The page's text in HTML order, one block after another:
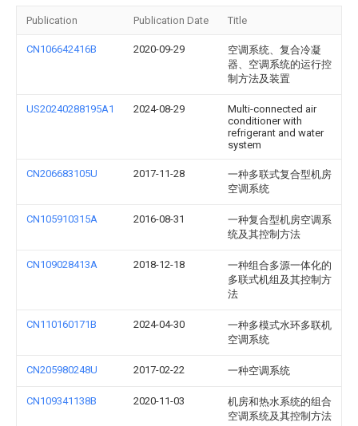
Publication Publication Date Title
CN106642416B 2020-09-29
空调系统、复合冷凝
器、空调系统的运行控
制方法及装置
US20240288195A1 2024-08-29
Multi-connected air
conditioner with
refrigerant and water
system
CN206683105U 2017-11-28
一种多联式复合型机房
空调系统
CN105910315A 2016-08-31
一种复合型机房空调系
统及其控制方法
CN109028413A 2018-12-18
一种组合多源一体化的
多联式机组及其控制方
法
CN110160171B 2024-04-30
一种多模式水环多联机
空调系统
CN205980248U 2017-02-22 一种空调系统
CN109341138B 2020-11-03
机房和热水系统的组合
空调系统及其控制方法